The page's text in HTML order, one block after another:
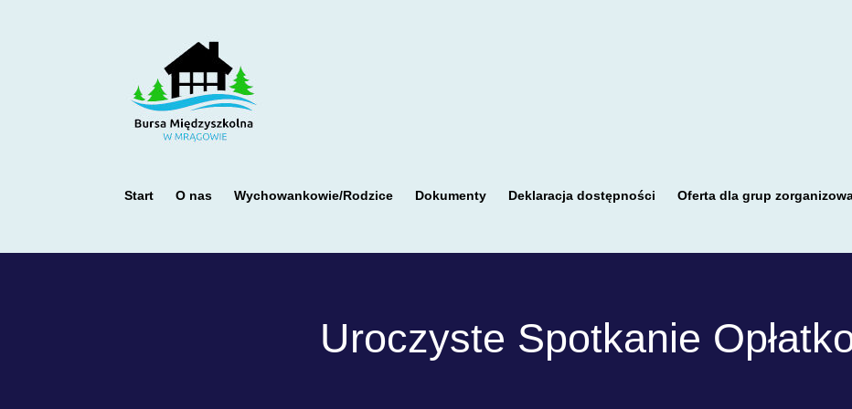
Start O nas Wychowankowie/Rodzice Dokumenty Deklaracja dostępności Oferta dla grup
Uroczyste Spotkanie